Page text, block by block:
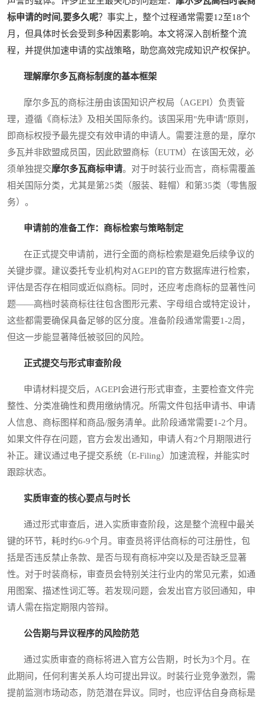
标申请的时间,要多久呢？事实上，整个过程通常需要12至18个
月，但具体时长会受到多种因素影响。本文将深入剖析整个流
程，并提供加速申请的实战策略，助您高效完成知识产权保护。
理解摩尔多瓦商标制度的基本框架
摩尔多瓦的商标注册由该国知识产权局（AGEPI）负责管
理，遵循《商标法》及相关国际条约。该国采用"先申请"原则，
即商标权授予最先提交有效申请的申请人。需要注意的是，摩尔
多瓦并非欧盟成员国，因此欧盟商标（EUTM）在该国无效，必
须单独提交摩尔多瓦商标申请。对于时装行业而言，商标需覆盖
相关国际分类，尤其是第25类（服装、鞋帽）和第35类（零售服
务）。
申请前的准备工作：商标检索与策略制定
在正式提交申请前，进行全面的商标检索是避免后续争议的
关键步骤。建议委托专业机构对AGEPI的官方数据库进行检索，
评估是否存在相同或近似商标。同时，还应考虑商标的显著性问
题——高档时装商标往往包含图形元素、字母组合或特定设计，
这些都需要确保具备足够的区分度。准备阶段通常需要1-2周，
但这一步能显著降低被驳回的风险。
正式提交与形式审查阶段
申请材料提交后，AGEPI会进行形式审查，主要检查文件完
整性、分类准确性和费用缴纳情况。所需文件包括申请书、申请
人信息、商标图样和商品/服务清单。此阶段通常需要1-2个月。
如果文件存在问题，官方会发出通知，申请人有2个月期限进行
补正。建议通过电子提交系统（E-Filing）加速流程，并能实时
跟踪状态。
实质审查的核心要点与时长
通过形式审查后，进入实质审查阶段，这是整个流程中最关
键的环节，耗时约6-9个月。审查员将评估商标的可注册性，包
括是否违反禁止条款、是否与现有商标冲突以及是否缺乏显著
性。对于时装商标，审查员会特别关注行业内的常见元素，如通
用图案、描述性词汇等。若发现问题，会发出官方驳回通知，申
请人需在指定期限内答辩。
公告期与异议程序的风险防范
通过实质审查的商标将进入官方公告期，时长为3个月。在
此期间，任何利害关系人均可提出异议。时装行业竞争激烈，需
提前监测市场动态，防范潜在异议。同时，也应评估自身商标是